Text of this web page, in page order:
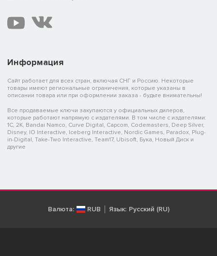
Информация
Сайт работает для всех стран, включая СНГ и Россию. Некоторые
товары имеют региональные ограничения, которые указаны в
описании товара или при оформлении заказа - будьте внимательны!
Все продаваемые ключи закупаются у официальных дилеров,
которые работают напрямую с издателями. В том числе с издателями:
1C, 2K, Bandai Namco, Curve Digital, Capcom, Codemasters, Deep Silver,
Disney, IO Interactive, Iceberg Interactive, Nordic Games, Paradox, Plug-
in-Digital, Take-Two Interactive, Team17, Ubisoft, Бука, Новый Диск и
другие
Валюта: RUB Язык: Русский (RU)